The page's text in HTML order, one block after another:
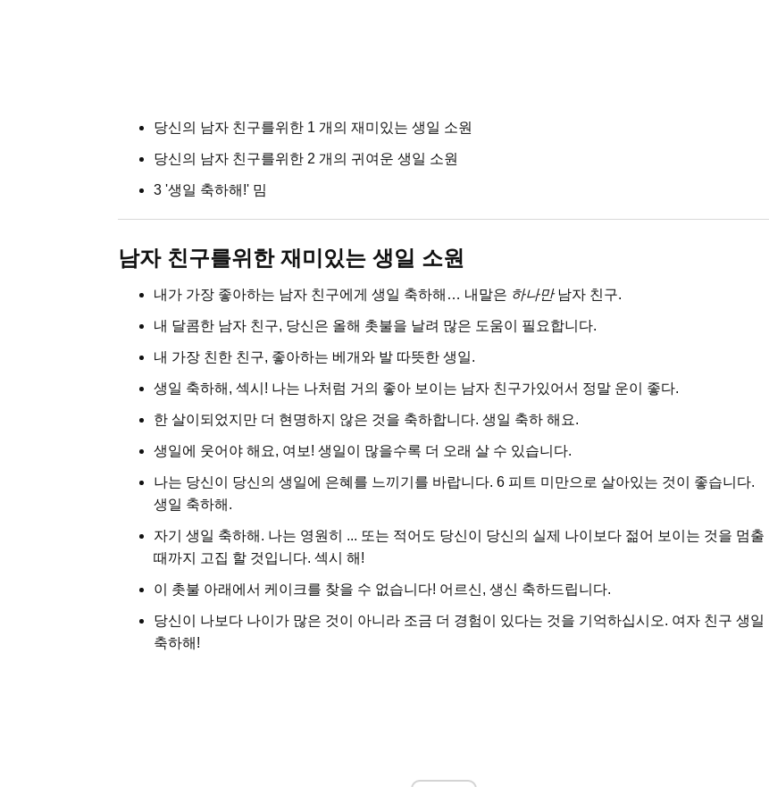
당신의 남자 친구를위한 1 개의 재미있는 생일 소원
당신의 남자 친구를위한 2 개의 귀여운 생일 소원
3 '생일 축하해!' 밈
남자 친구를위한 재미있는 생일 소원
내가 가장 좋아하는 남자 친구에게 생일 축하해… 내말은 하나만남자 친구.
내 달콤한 남자 친구, 당신은 올해 촛불을 날려 많은 도움이 필요합니다.
내 가장 친한 친구, 좋아하는 베개와 발 따뜻한 생일.
생일 축하해, 섹시! 나는 나처럼 거의 좋아 보이는 남자 친구가있어서 정말 운이 좋다.
한 살이되었지만 더 현명하지 않은 것을 축하합니다. 생일 축하 해요.
생일에 웃어야 해요, 여보! 생일이 많을수록 더 오래 살 수 있습니다.
나는 당신이 당신의 생일에 은혜를 느끼기를 바랍니다. 6 피트 미만으로 살아있는 것이 좋습니다.
생일 축하해.
자기 생일 축하해. 나는 영원히 ... 또는 적어도 당신이 당신의 실제 나이보다 젊어 보이는 것을 멈출
때까지 고집 할 것입니다. 섹시 해!
이 촛불 아래에서 케이크를 찾을 수 없습니다! 어르신, 생신 축하드립니다.
당신이 나보다 나이가 많은 것이 아니라 조금 더 경험이 있다는 것을 기억하십시오. 여자 친구 생일
축하해!